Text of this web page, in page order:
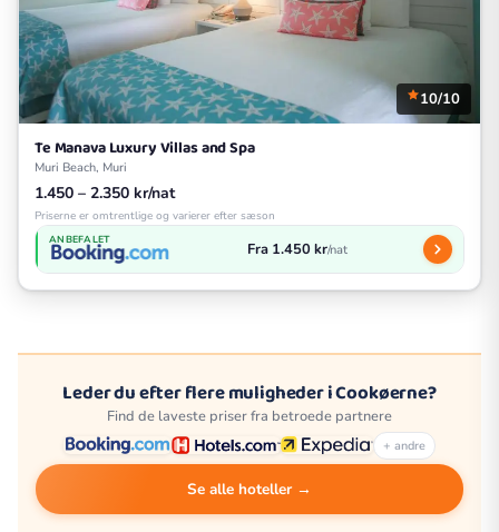
10/10
Te Manava Luxury Villas and Spa
Muri Beach, Muri
1.450 – 2.350 kr/nat
Priserne er omtrentlige og varierer efter sæson
ANBEFALET Fra 1.450 kr/nat
Leder du efter flere muligheder i Cookøerne?
Find de laveste priser fra betroede partnere
+ andre
Se alle hoteller →